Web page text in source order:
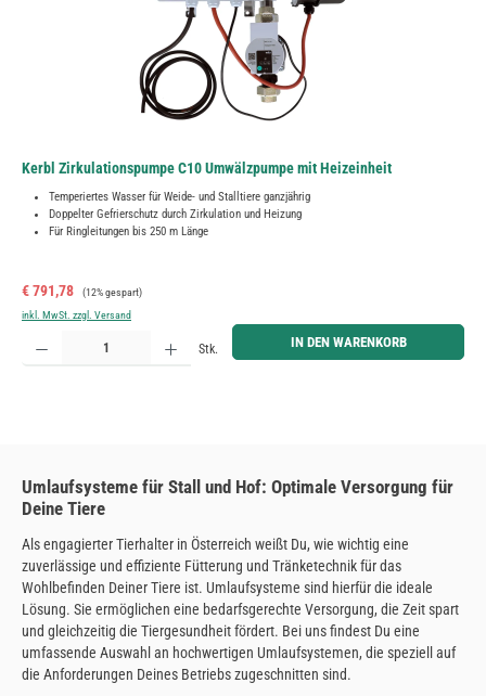
Kerbl Zirkulationspumpe C10 Umwälzpumpe mit Heizeinheit
Temperiertes Wasser für Weide- und Stalltiere ganzjährig
Doppelter Gefrierschutz durch Zirkulation und Heizung
Für Ringleitungen bis 250 m Länge
Verkaufspreis:
€ 791,78 Regulärer Preis:
(12% gespart)
inkl. MwSt. zzgl. Versand
Produkt Anzahl: Gib den gewünschten Wert ein oder benutze die Schaltflächen um die Anzahl zu
Stk. IN DEN WARENKORB
Umlaufsysteme für Stall und Hof: Optimale Versorgung für
Deine Tiere
Als engagierter Tierhalter in Österreich weißt Du, wie wichtig eine
zuverlässige und effiziente Fütterung und Tränketechnik für das
Wohlbefinden Deiner Tiere ist. Umlaufsysteme sind hierfür die ideale
Lösung. Sie ermöglichen eine bedarfsgerechte Versorgung, die Zeit spart
und gleichzeitig die Tiergesundheit fördert. Bei uns findest Du eine
umfassende Auswahl an hochwertigen Umlaufsystemen, die speziell auf
die Anforderungen Deines Betriebs zugeschnitten sind.